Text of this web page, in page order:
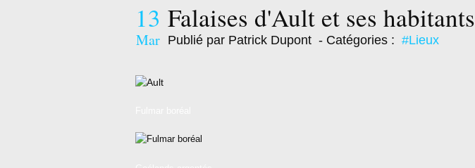
13
Mar
Falaises d'Ault et ses habitants
Publié par Patrick Dupont - Catégories : #Lieux